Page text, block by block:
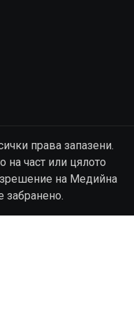
права запазени.
на част или цялото
на Медийна
забранено.